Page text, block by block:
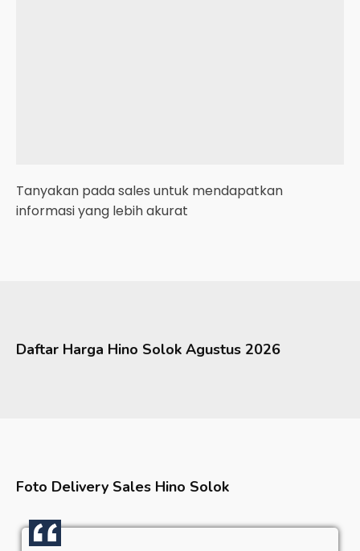
Tanyakan pada sales untuk mendapatkan
informasi yang lebih akurat
Daftar Harga Hino Solok Agustus 2026
Foto Delivery Sales Hino Solok